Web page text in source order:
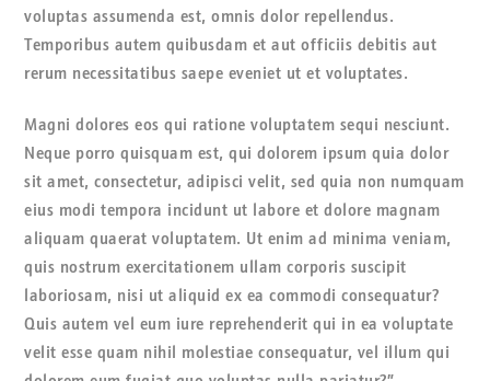
voluptas assumenda est, omnis dolor repellendus.
Temporibus autem quibusdam et aut officiis debitis aut
rerum necessitatibus saepe eveniet ut et voluptates.
Magni dolores eos qui ratione voluptatem sequi nesciunt.
Neque porro quisquam est, qui dolorem ipsum quia dolor
sit amet, consectetur, adipisci velit, sed quia non numquam
eius modi tempora incidunt ut labore et dolore magnam
aliquam quaerat voluptatem. Ut enim ad minima veniam,
quis nostrum exercitationem ullam corporis suscipit
laboriosam, nisi ut aliquid ex ea commodi consequatur?
Quis autem vel eum iure reprehenderit qui in ea voluptate
velit esse quam nihil molestiae consequatur, vel illum qui